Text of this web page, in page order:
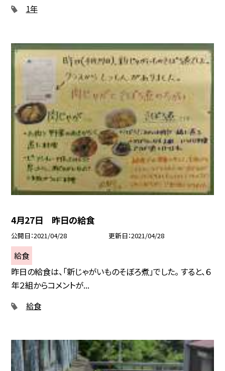
1年
4月27日 昨日の給食
公開日 2021/04/28 更新日 2021/04/28
給食
昨日の給食は、「新じゃがいものそぼろ煮」でした。 すると、６
年２組からコメントが...
給食